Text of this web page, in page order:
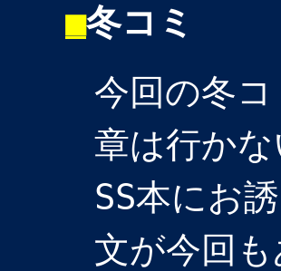
■冬コミ
今回の冬
章は行か
SS本にお
文が今回